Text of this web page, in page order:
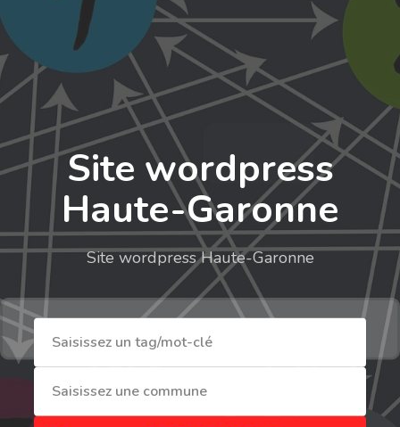
Site wordpress
Haute-Garonne
Site wordpress Haute-Garonne